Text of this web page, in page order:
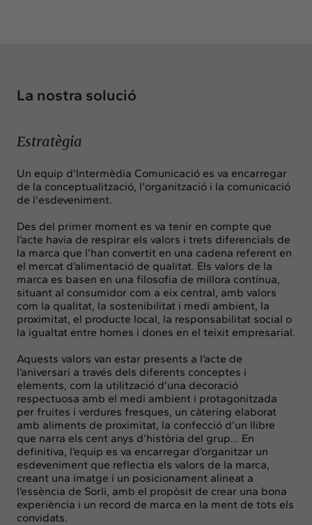
La nostra solució
Estratègia
Un equip d'Intermèdia Comunicació es va encarregar
de la conceptualització, l'organització i la comunicació
de l'esdeveniment.
Des del primer moment es va tenir en compte que
l’acte havia de respirar els valors i trets diferencials de
la marca que l’han convertit en una cadena referent en
el mercat d’alimentació de qualitat. Els valors de la
marca es basen en una filosofia de millora contínua,
situant al consumidor com a eix central, amb valors
com la qualitat, la sostenibilitat i medi ambient, la
proximitat, el producte local, la responsabilitat social o
la igualtat entre homes i dones en el teixit empresarial.
Aquests valors van estar presents a l’acte de
l’aniversari a través dels diferents conceptes i
elements, com la utilització d’una decoració
respectuosa amb el medi ambient i protagonitzada
per fruites i verdures fresques, un càtering elaborat
amb aliments de proximitat, la confecció d’un llibre
que narra els cent anys d’història del grup… En
definitiva, l’equip es va encarregar d’organitzar un
esdeveniment que reflectia els valors de la marca,
creant una imatge i un posicionament alineat a
l’essència de Sorli, amb el propòsit de crear una bona
experiència i un record de marca en la ment de tots els
convidats.